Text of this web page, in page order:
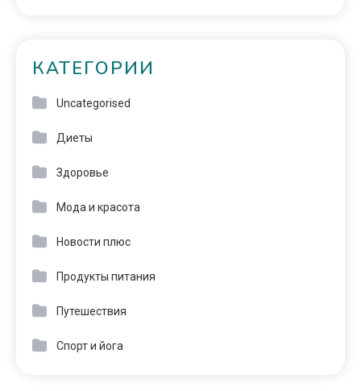
КАТЕГОРИИ
Uncategorised
Диеты
Здоровье
Мода и красота
Новости плюс
Продукты питания
Путешествия
Спорт и йога